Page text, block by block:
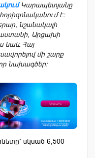
Կարապետյանը
է։
նշանակալի
Արցախի
նաև Հայ
մի շարք
նախագծեր։
սկսած 6,500